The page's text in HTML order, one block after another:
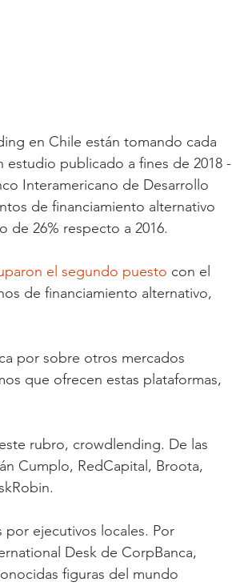
en Chile están tomando cada
estudio publicado a fines de 2018 -
Interamericano de Desarrollo
de financiamiento alternativo
de 26% respecto a 2016.
el segundo puesto con el
de financiamiento alternativo,
por sobre otros mercados
que ofrecen estas plataformas,
rubro, crowdlending. De las
Cumplo, RedCapital, Broota,
por ejecutivos locales. Por
Desk de CorpBanca,
figuras del mundo